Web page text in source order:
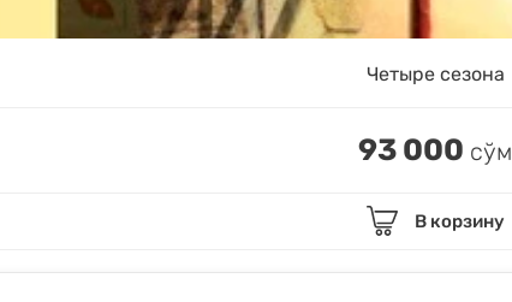
Четыре сезона
93 000 сўм
В корзину